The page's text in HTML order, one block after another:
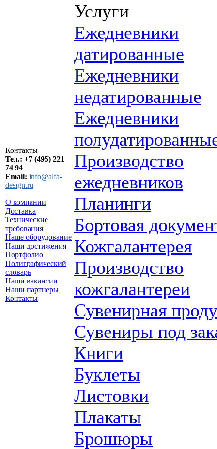
Контакты
Тел.: +7 (495) 221
74 94
Email: info@alfa-
design.ru
О компании
Доставка
Технические
требования
Наше оборудование
Наши достижения
Портфолио
Полиграфический
словарь
Наши вакансии
Наши партнеры
Контакты
Услуги
Ежедневники
датированные
Ежедневники
недатированные
Ежедневники
Производство
ежедневников
Планинги
Бортовая
Кожгалантерея
Производство
кожгалантереи
Сувенирная
Сувениры под
Книги
Буклеты
Листовки
Плакаты
Брошюры